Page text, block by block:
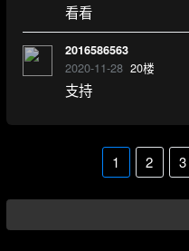
看看
2016586563
2020-11-28 20楼
支持
1 2 3